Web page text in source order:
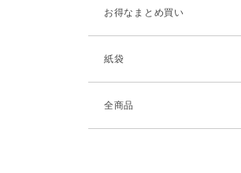
お得なまとめ買い
紙袋
全商品